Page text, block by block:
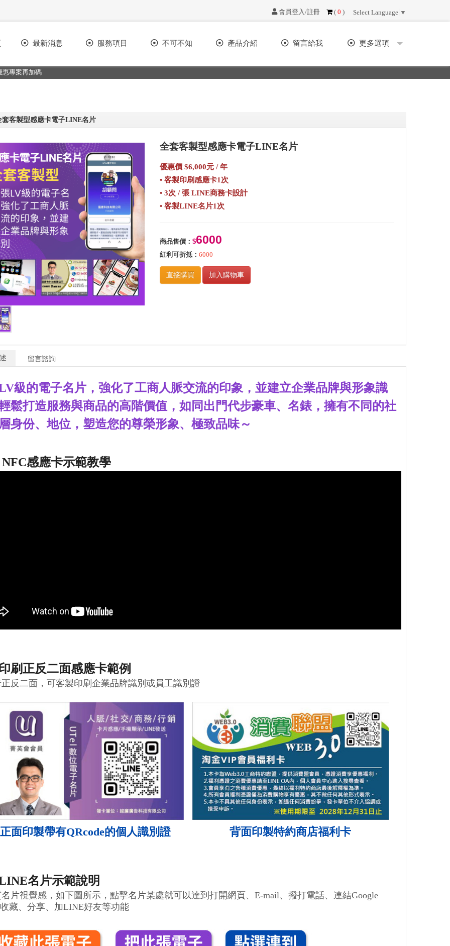
會員登入/註冊 ( 0 ) Select Language ▼
最新消息 服務項目 不可不知 產品介紹 留言給我 更多選項
客製型感應卡電子LINE名片
全套客製型感應卡電子LINE名片
優惠價 $6,000元 / 年
• 客製印刷感應卡1次
• 3次 / 張 LINE商務卡設計
• 客製LINE名片1次
商品售價：$6000
紅利可折抵：6000
直接購買 加入購物車
留言諮詢
級的電子名片，強化了工商人脈交流的印象，並建立企業品牌與形象識
鬆打造服務與商品的高階價值，如同出門代步豪車、名錶，擁有不同的社
身份、地位，塑造您的尊榮形象、極致品味～
NFC感應卡示範教學
刷正反二面感應卡範例
反二面，可客製印刷企業品牌識別或員工識別證
正面印製帶有QRcode的個人識別證 背面印製特約商店福利卡
名片示範說明
片視覺感，如下圖所示，點擊名片某處就可以達到打開網頁、E-mail、撥打電話、連結Google
藏、分享、加LINE好友等功能